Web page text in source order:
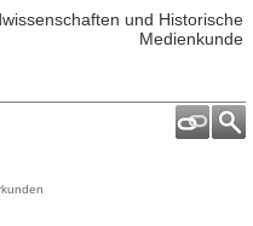
und Historische
Medienkunde